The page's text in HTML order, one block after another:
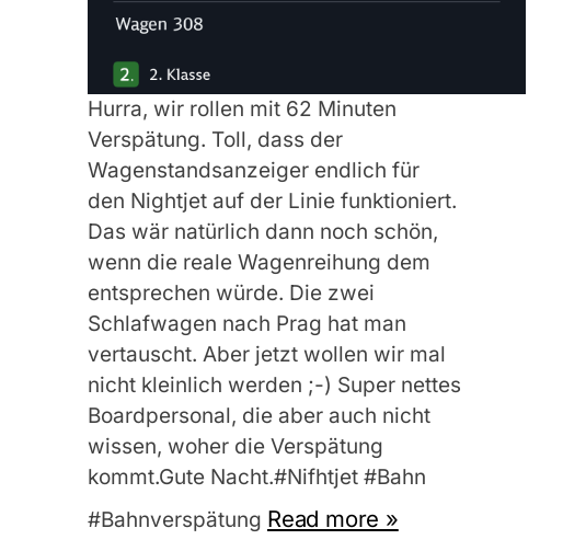
Hurra, wir rollen mit 62 Minuten
Verspätung. Toll, dass der
Wagenstandsanzeiger endlich für
den Nightjet auf der Linie funktioniert.
Das wär natürlich dann noch schön,
wenn die reale Wagenreihung dem
entsprechen würde. Die zwei
Schlafwagen nach Prag hat man
vertauscht. Aber jetzt wollen wir mal
nicht kleinlich werden ;-) Super nettes
Boardpersonal, die aber auch nicht
wissen, woher die Verspätung
kommt.Gute Nacht.#Nifhtjet #Bahn
#Bahnverspätung Read more »